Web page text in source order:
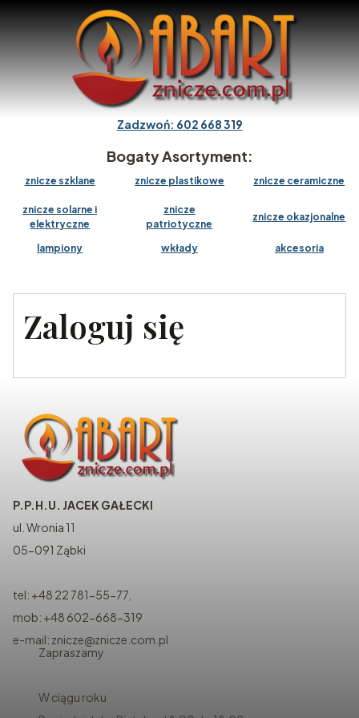
Zadzwoń: 602 668 319
Bogaty Asortyment:
znicze szklane znicze plastikowe znicze ceramiczne
znicze solarne i
elektryczne
znicze
patriotyczne
znicze okazjonalne
lampiony wkłady akcesoria
Zaloguj się
P.P.H.U. JACEK GAŁECKI
ul. Wronia 11
05-091 Ząbki
tel: +48 22 781-55-77,
mob: +48 602-668-319
e-mail: znicze@znicze.com.pl
Zapraszamy
W ciągu roku